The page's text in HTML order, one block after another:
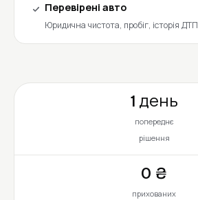
Перевірені авто
Юридична чистота, пробіг, історія ДТП
1 день
попереднє
рішення
0 ₴
прихованих